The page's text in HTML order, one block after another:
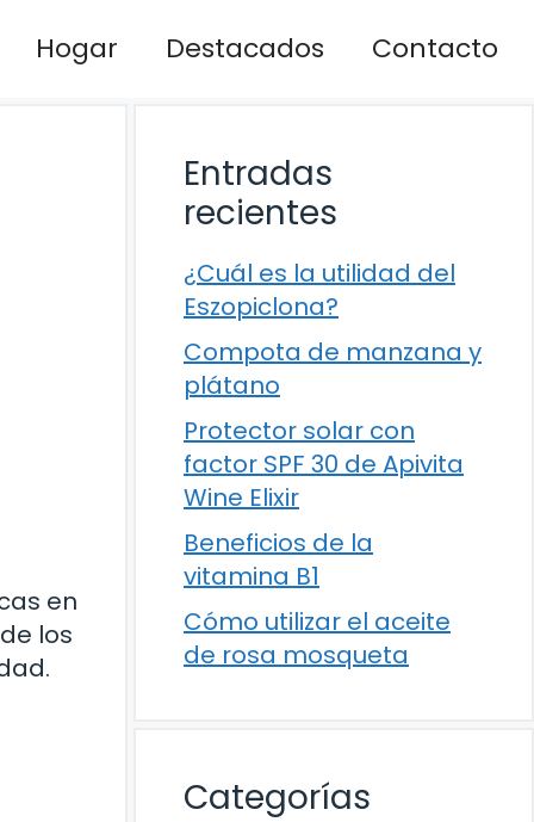
Hogar Destacados Contacto
en
los
Entradas
recientes
¿Cuál es la utilidad del
Eszopiclona?
Compota de manzana y
plátano
Protector solar con
factor SPF 30 de Apivita
Wine Elixir
Beneficios de la
vitamina B1
Cómo utilizar el aceite
de rosa mosqueta
Categorías